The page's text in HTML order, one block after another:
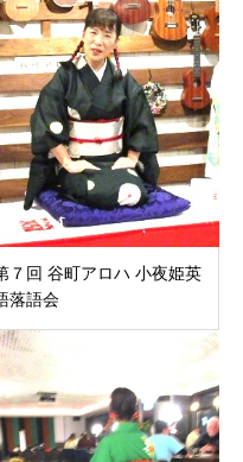
７回 谷町アロハ 小夜姫英
落語会